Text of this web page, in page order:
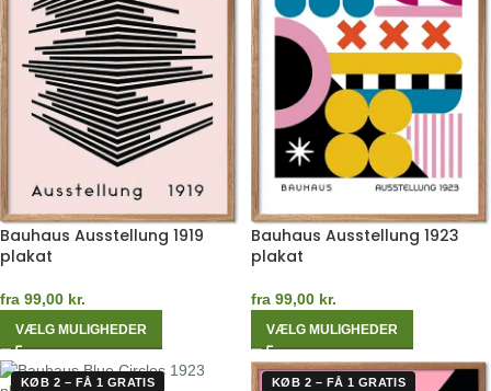
Bauhaus Ausstellung 1919
plakat
fra 99,00 kr.
VÆLG MULIGHEDER
Bauhaus Ausstellung 1923
plakat
fra 99,00 kr.
VÆLG MULIGHEDER
KØB 2 – FÅ 1 GRATIS KØB 2 – FÅ 1 GRATIS